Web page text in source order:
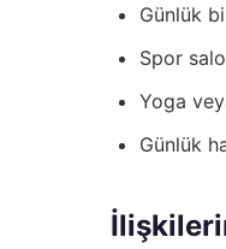
Günlük
Spor
Yoga
Günlük